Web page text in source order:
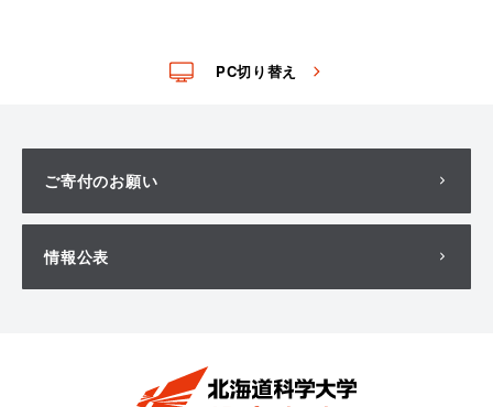
PC切り替え
ご寄付のお願い
情報公表